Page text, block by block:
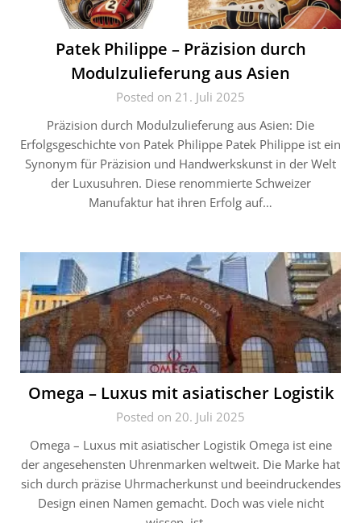
Patek Philippe – Präzision durch
Modulzulieferung aus Asien
Posted on 21. Juli 2025
Präzision durch Modulzulieferung aus Asien: Die
Erfolgsgeschichte von Patek Philippe Patek Philippe ist ein
Synonym für Präzision und Handwerkskunst in der Welt
der Luxusuhren. Diese renommierte Schweizer
Manufaktur hat ihren Erfolg auf…
Omega – Luxus mit asiatischer Logistik
Posted on 20. Juli 2025
Omega – Luxus mit asiatischer Logistik Omega ist eine
der angesehensten Uhrenmarken weltweit. Die Marke hat
sich durch präzise Uhrmacherkunst und beeindruckendes
Design einen Namen gemacht. Doch was viele nicht